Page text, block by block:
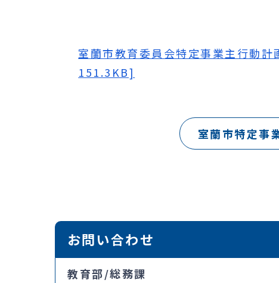
室蘭市教育委員会特定事業主行動計
151.3KB]
室蘭市特定事
お問い合わせ
教育部/総務課